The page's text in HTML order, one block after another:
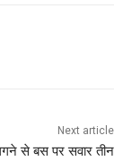
Next article
से बस पर सवार तीन